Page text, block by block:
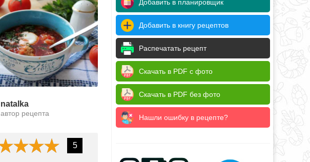
natalka
автор рецепта
5
Добавить в планировщик
Добавить в книгу рецептов
Распечатать рецепт
Скачать в PDF с фото
Скачать в PDF без фото
Нашли ошибку в рецепте?